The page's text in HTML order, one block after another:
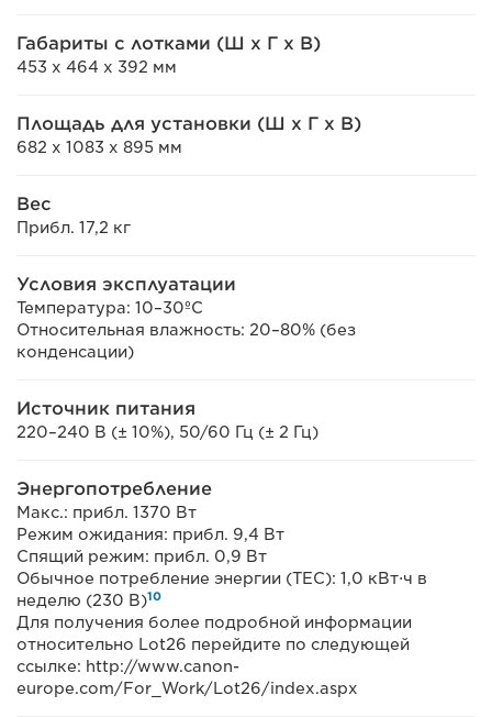
Габариты с лотками (Ш x Г x В)
453 x 464 x 392 мм
Площадь для установки (Ш x Г x В)
682 x 1083 x 895 мм
Вес
Прибл. 17,2 кг
Условия эксплуатации
Температура: 10–30ºC
Относительная влажность: 20–80% (без
конденсации)
Источник питания
220–240 В (± 10%), 50/60 Гц (± 2 Гц)
Энергопотребление
Макс.: прибл. 1370 Вт
Режим ожидания: прибл. 9,4 Вт
Спящий режим: прибл. 0,9 Вт
Обычное потребление энергии (TEC): 1,0 кВт⋅ч в
неделю (230 В)10
Для получения более подробной информации
относительно Lot26 перейдите по следующей
ссылке: http://www.canon-
europe.com/For_Work/Lot26/index.aspx